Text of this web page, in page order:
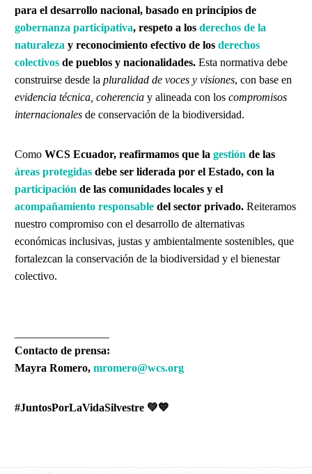
para el desarrollo nacional, basado en principios de
gobernanza participativa, respeto a los derechos de la
naturaleza y reconocimiento efectivo de los derechos
colectivos de pueblos y nacionalidades. Esta normativa debe
construirse desde la pluralidad de voces y visiones, con base en
evidencia técnica, coherencia y alineada con los compromisos
internacionales de conservación de la biodiversidad.
Como WCS Ecuador, reafirmamos que la gestión de las
áreas protegidas debe ser liderada por el Estado, con la
participación de las comunidades locales y el
acompañamiento responsable del sector privado. Reiteramos
nuestro compromiso con el desarrollo de alternativas
económicas inclusivas, justas y ambientalmente sostenibles, que
fortalezcan la conservación de la biodiversidad y el bienestar
colectivo.
Contacto de prensa:
Mayra Romero, mromero@wcs.org
#JuntosPorLaVidaSilvestre 💚💙